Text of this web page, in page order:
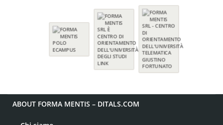
ABOUT FORMA MENTIS – DITALS.COM